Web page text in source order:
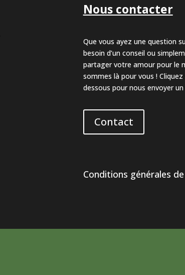
Nous contacter
Que vous ayez une question
besoin d’un conseil ou
partager votre amour pour le
sommes là pour vous !
dessous pour nous envoyer
Contact
Conditions générales